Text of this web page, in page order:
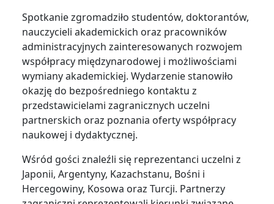
Spotkanie zgromadziło studentów, doktorantów,
nauczycieli akademickich oraz pracowników
administracyjnych zainteresowanych rozwojem
współpracy międzynarodowej i możliwościami
wymiany akademickiej. Wydarzenie stanowiło
okazję do bezpośredniego kontaktu z
przedstawicielami zagranicznych uczelni
partnerskich oraz poznania oferty współpracy
naukowej i dydaktycznej.
Wśród gości znaleźli się reprezentanci uczelni z
Japonii, Argentyny, Kazachstanu, Bośni i
Hercegowiny, Kosowa oraz Turcji. Partnerzy